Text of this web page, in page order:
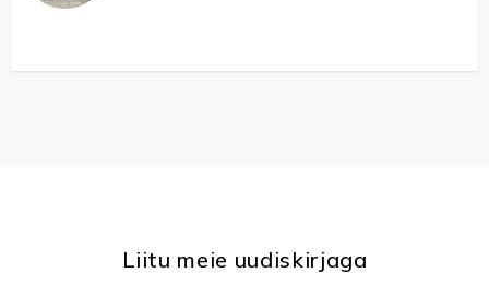
Liitu meie uudiskirjaga